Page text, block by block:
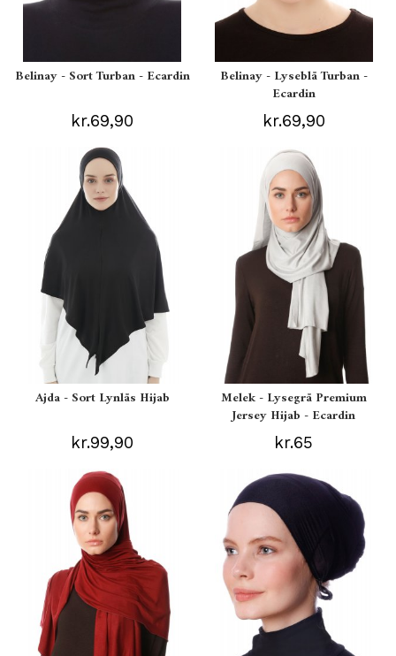
Belinay - Sort Turban - Ecardin
kr.69,90
Belinay - Lyseblå Turban -
Ecardin
kr.69,90
Ajda - Sort Lynlås Hijab
kr.99,90
Melek - Lysegrå Premium
Jersey Hijab - Ecardin
kr.65